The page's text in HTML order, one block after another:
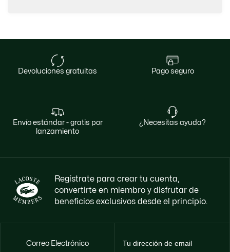
devoluciones gratuitas pago seguro
envío estándar - gratis por
lanzamiento
¿necesitas ayuda?
Regístrate para crear tu cuenta,
convertirte en miembro y disfrutar de
beneficios exclusivos desde el principio.
Correo Electrónico